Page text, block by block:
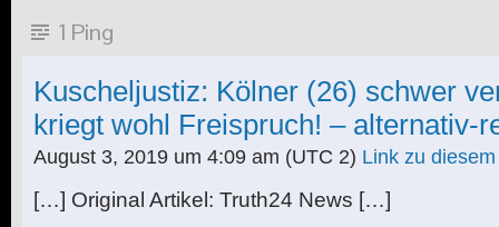
1 Ping
Kuscheljustiz: Kölner (26) schwer
kriegt wohl Freispruch! – alternativ-
August 3, 2019 um 4:09 am (UTC 2) Link zu
[…] Original Artikel: Truth24 News […]